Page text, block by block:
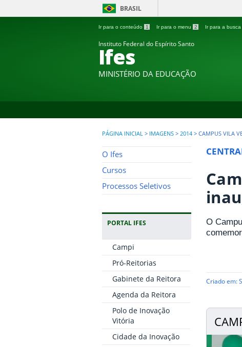
BRASIL
Ir para o conteúdo 1 Ir para o menu 2 Ir para a busca
Instituto Federal do Espírito Santo
Ifes
MINISTÉRIO DA EDUCAÇÃO
PÁGINA INICIAL > IMAGENS > 2014 > CAMPUS VILA
O Ifes
Cursos
Processos Seletivos
PORTAL IFES
Campi
Pró-Reitorias
Gabinete da Reitora
Agenda da Reitora
Polo de Inovação
Vitória
Cidade da Inovação
O
Criado em: